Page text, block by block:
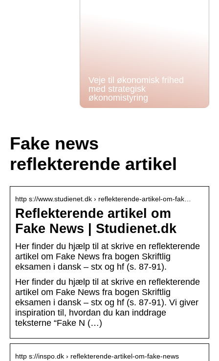
Veje til økonomisk frihed
med strategisk
økonomistyring
Fake news
reflekterende artikel
http s://www.studienet.dk › reflekterende-artikel-om-fak…
Reflekterende artikel om
Fake News | Studienet.dk
Her finder du hjælp til at skrive en reflekterende
artikel om Fake News fra bogen Skriftlig
eksamen i dansk – stx og hf (s. 87-91).
Her finder du hjælp til at skrive en reflekterende
artikel om Fake News fra bogen Skriftlig
eksamen i dansk – stx og hf (s. 87-91). Vi giver
inspiration til, hvordan du kan inddrage
teksterne “Fake N (…)
http s://inspo.dk › reflekterende-artikel-om-fake-news